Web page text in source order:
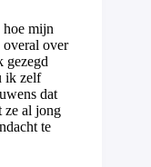
hoe mijn
overal over
gezegd
ik zelf
dat
ze al jong
te